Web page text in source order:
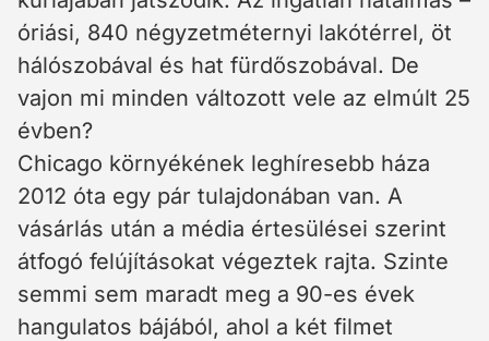
óriási, 840 négyzetméternyi lakótérrel, öt
hálószobával és hat fürdőszobával. De
vajon mi minden változott vele az elmúlt 25
évben?
Chicago környékének leghíresebb háza
2012 óta egy pár tulajdonában van. A
vásárlás után a média értesülései szerint
átfogó felújításokat végeztek rajta. Szinte
semmi sem maradt meg a 90-es évek
hangulatos bájából, ahol a két filmet